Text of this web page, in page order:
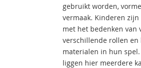
gebruikt worden,
vermaak. Kinderen
met het bedenken van
verschillende rollen en
materialen in hun
liggen hier meerdere